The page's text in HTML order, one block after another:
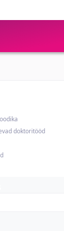
doktoritööd